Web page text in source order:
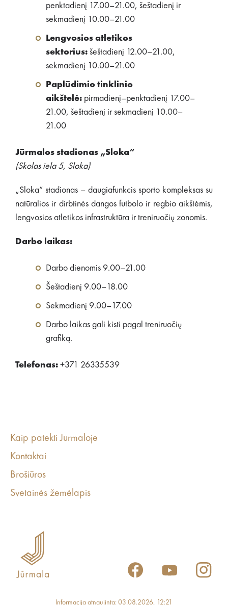
penktadienį 17.00–21.00, šeštadienį ir
sekmadienį 10.00–21.00
Lengvosios atletikos
sektorius: šeštadienį 12.00–21.00,
sekmadienį 10.00–21.00
Paplūdimio tinklinio
aikštelė: pirmadienį–penktadienį 17.00–
21.00, šeštadienį ir sekmadienį 10.00–
21.00
Jūrmalos stadionas „Sloka“
(Skolas iela 5, Sloka)
„Sloka“ stadionas – daugiafunkcis sporto kompleksas su
natūralios ir dirbtinės dangos futbolo ir regbio aikštėmis,
lengvosios atletikos infrastruktūra ir treniruočių zonomis.
Darbo laikas:
Darbo dienomis 9.00–21.00
Šeštadienį 9.00–18.00
Sekmadienį 9.00–17.00
Darbo laikas gali kisti pagal treniruočių
grafiką.
Telefonas: +371 26335539
Kaip patekti Jurmaloje
Kontaktai
Brošiūros
Svetainės žemėlapis
Informacija atnaujinta: 03.08.2026, 12:21